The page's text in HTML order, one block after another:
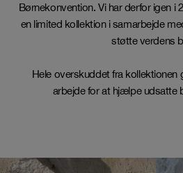
Børnekonvention. Vi har derfor igen i
en limited kollektion i samarbejde
støtte verdens
Hele overskuddet fra kollektionen
arbejde for at hjælpe udsatte